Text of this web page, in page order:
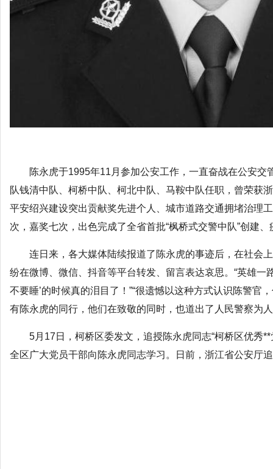
陈永虎于1995年11月参加公安工作，一直奋战在公安交
队钱清中队、柯桥中队、柯北中队、马鞍中队任职，曾荣获
平安绍兴建设突出贡献奖先进个人、城市道路交通拥堵治理
次，嘉奖七次，出色完成了全省首批“枫桥式交警中队”创建
连日来，各大媒体陆续报道了陈永虎的事迹后，在社会
纷在微博、微信、抖音等平台转发、留言表达哀思。“英雄一
不要睡’的时候真的泪目了！”“很遗憾以这种方式认识陈警官
有陈永虎的同行，他们在致敬的同时，也道出了人民警察为
5月17日，柯桥区委发文，追授陈永虎同志“柯桥区优秀
全区广大党员干部向陈永虎同志学习。日前，浙江省公安厅